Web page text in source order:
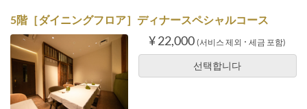
5階［ダイニングフロア］ディナースペシャルコース
¥ 22,000 (서비스 제외 ･ 세금 포함)
선택합니다